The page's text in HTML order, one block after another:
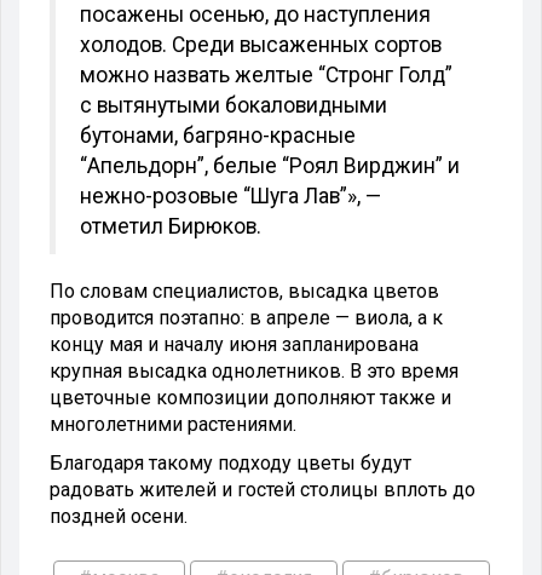
посажены осенью, до наступления
холодов. Среди высаженных сортов
можно назвать желтые “Стронг Голд”
с вытянутыми бокаловидными
бутонами, багряно-красные
“Апельдорн”, белые “Роял Вирджин” и
нежно-розовые “Шуга Лав”», —
отметил Бирюков.
По словам специалистов, высадка цветов
проводится поэтапно: в апреле — виола, а к
концу мая и началу июня запланирована
крупная высадка однолетников. В это время
цветочные композиции дополняют также и
многолетними растениями.
Благодаря такому подходу цветы будут
радовать жителей и гостей столицы вплоть до
поздней осени.